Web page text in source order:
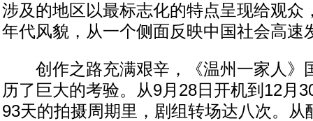
涉及的地区以最标志化的特点呈现给观众
年代风貌，从一个侧面反映中国社会高速
创作之路充满艰辛，《温州一家人》
历了巨大的考验。从9月28日开机到12月
93天的拍摄周期里，剧组转场达八次。从